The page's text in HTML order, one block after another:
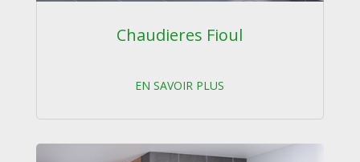
Chaudieres Fioul
EN SAVOIR PLUS